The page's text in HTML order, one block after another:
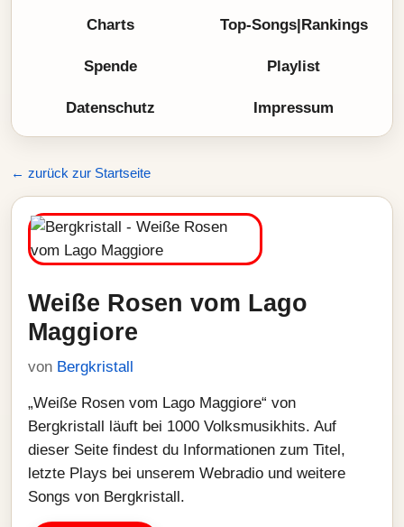
Charts Top-Songs|Rankings
Spende Playlist
Datenschutz Impressum
← zurück zur Startseite
Weiße Rosen vom Lago
Maggiore
von Bergkristall
„Weiße Rosen vom Lago Maggiore“ von
Bergkristall läuft bei 1000 Volksmusikhits. Auf
dieser Seite findest du Informationen zum Titel,
letzte Plays bei unserem Webradio und weitere
Songs von Bergkristall.